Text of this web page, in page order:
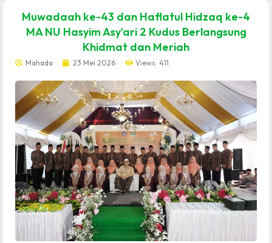
Muwadaah ke-43 dan Haflatul Hidzaq ke-4
MA NU Hasyim Asy’ari 2 Kudus Berlangsung
Khidmat dan Meriah
Mahada 23 Mei 2026 Views: 411